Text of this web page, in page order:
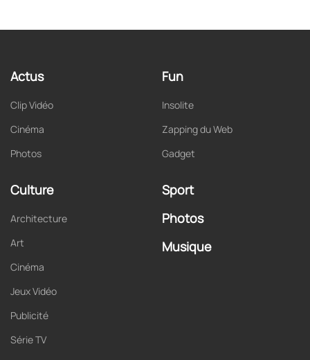
Actus
Clip Vidéo
Cinéma
Photos
Fun
Insolite
Zapping du Web
Gadget
Culture
Architecture
Art
Cinéma
Jeux Vidéo
Publicité
Série TV
Sport
Photos
Musique